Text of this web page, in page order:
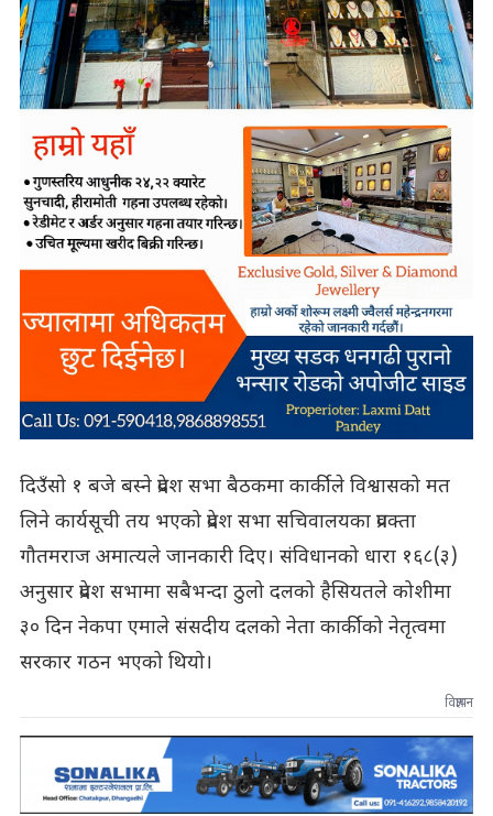
दिउँसो १ बजे बस्ने प्रदेश सभा बैठकमा कार्कीले विश्वासको मत
लिने कार्यसूची तय भएको प्रदेश सभा सचिवालयका प्रवक्ता
गौतमराज अमात्यले जानकारी दिए। संविधानको धारा १६८(३)
अनुसार प्रदेश सभामा सबैभन्दा ठुलो दलको हैसियतले कोशीमा
३० दिन नेकपा एमाले संसदीय दलको नेता कार्कीको नेतृत्वमा
सरकार गठन भएको थियो।
विज्ञापन